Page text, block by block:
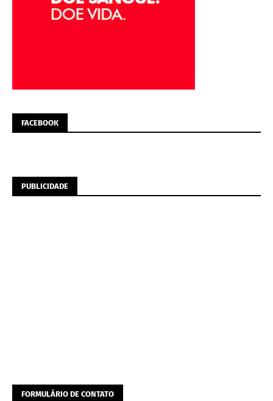
FACEBOOK
PUBLICIDADE
FORMULÁRIO DE CONTATO